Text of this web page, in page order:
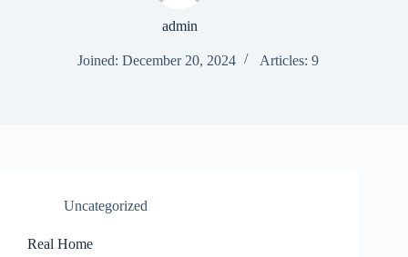
admin
Joined: December 20, 2024 Articles: 9
Uncategorized
Real Home